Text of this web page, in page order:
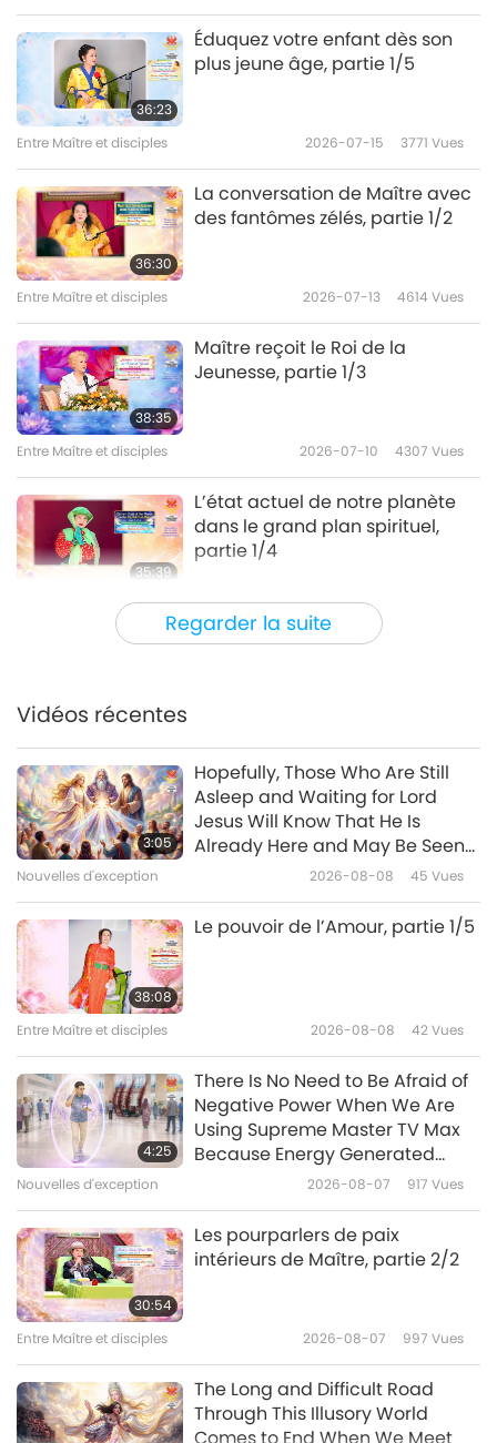
10
31:07
Les apparences ne reflètent
pas toujours la réalisation
Regarder la suite
36:23
Éduquez votre enfant dès son
plus jeune âge, partie 1/5
Entre Maître et disciples 2026-07-15 3771 Vues
36:30
La conversation de Maître avec
des fantômes zélés, partie 1/2
Entre Maître et disciples 2026-07-13 4614 Vues
38:35
Maître reçoit le Roi de la
Jeunesse, partie 1/3
Entre Maître et disciples 2026-07-10 4307 Vues
35:39
L’état actuel de notre planète
dans le grand plan spirituel,
partie 1/4
Entre Maître et disciples 2026-07-06
43:41
35:57
Comment mener une vie
paisible
Vues
37:09
37:06
Comment élargir davantage la
bulle du karma de la paix, partie
1/6
33:24
La visite de Sa Majesté le Roi Nu,
Vidéos récentes
3:05
Hopefully, Those Who Are Still
Asleep and Waiting for Lord
Jesus Will Know That He Is
Already Here and May Be Seen
on Supreme Master Television
Nouvelles d'exception 2026-08-08 45 Vues
38:08
Le pouvoir de l’Amour, partie 1/5
Entre Maître et disciples 2026-08-08 42Vues
4:25
There Is No Need to Be Afraid of
Negative Power When We Are
Using Supreme Master TV Max
Because Energy Generated
from It Is Far More Powerful than
Nouvelles d'exception 2026-08-07 917 Vues
30:54
Les pourparlers de paix
intérieurs de Maître, partie 2/2
Entre Maître et disciples 2026-08-07 997 Vues
The Long and Difficult Road
Through This Illusory World